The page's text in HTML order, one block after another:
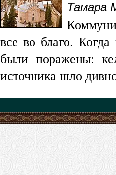
Тамара
все во благо.
были поражены:
источника шло